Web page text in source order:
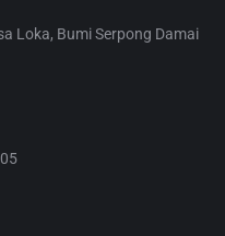
Loka, Bumi Serpong Damai